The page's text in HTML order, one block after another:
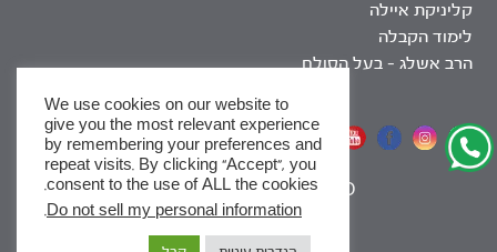
קליניקת איילה
לימוד הקבלה
הרב אשלג – בעל הסולם
אתר שומר שבת
SEO
|
We use cookies on our website to
give you the most relevant experience
by remembering your preferences and
repeat visits. By clicking “Accept”, you
consent to the use of ALL the cookies.
Do not sell my personal information
.
x